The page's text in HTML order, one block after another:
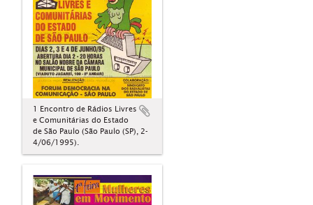
1 Encontro de Rádios Livres
e Comunitárias do Estado
de São Paulo (São Paulo (SP), 2-
4/06/1995).